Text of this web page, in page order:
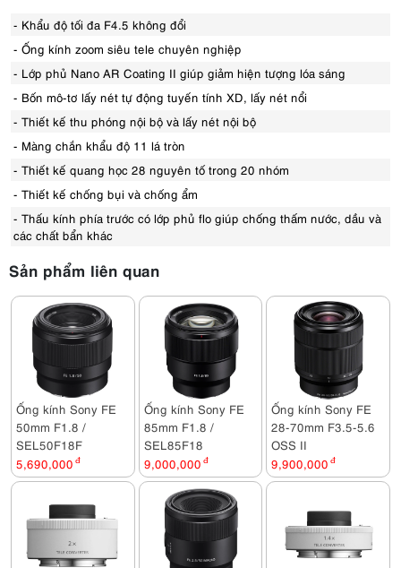
- Khẩu độ tối đa F4.5 không đổi
- Ống kính zoom siêu tele chuyên nghiệp
- Lớp phủ Nano AR Coating II giúp giảm hiện tượng lóa sáng
- Bốn mô-tơ lấy nét tự động tuyến tính XD, lấy nét nổi
- Thiết kế thu phóng nội bộ và lấy nét nội bộ
- Màng chắn khẩu độ 11 lá tròn
- Thiết kế quang học 28 nguyên tố trong 20 nhóm
- Thiết kế chống bụi và chống ẩm
- Thấu kính phía trước có lớp phủ flo giúp chống thấm nước, dầu và
các chất bẩn khác
Sản phẩm liên quan
Ống kính Sony FE
50mm F1.8 /
SEL50F18F
5,690,000 đ
Ống kính Sony FE
85mm F1.8 /
SEL85F18
9,000,000 đ
Ống kính Sony FE
28-70mm F3.5-5.6
OSS II
9,900,000 đ